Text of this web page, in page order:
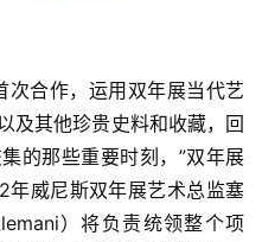
次合作，运用双年展当代艺
及其他珍贵史料和收藏，回
的那些重要时刻，”双年展
威尼斯双年展艺术总监塞
）将负责统领整个项